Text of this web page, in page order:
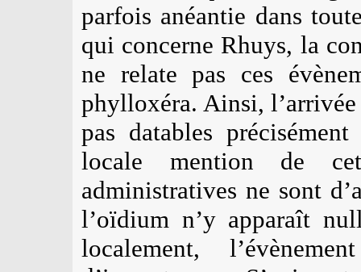
parfois anéantie dans
qui concerne Rhuys, la
ne relate pas ces
phylloxéra. Ainsi,
pas datables
locale mention de
administratives ne sont
l’oïdium n’y apparaît
localement,